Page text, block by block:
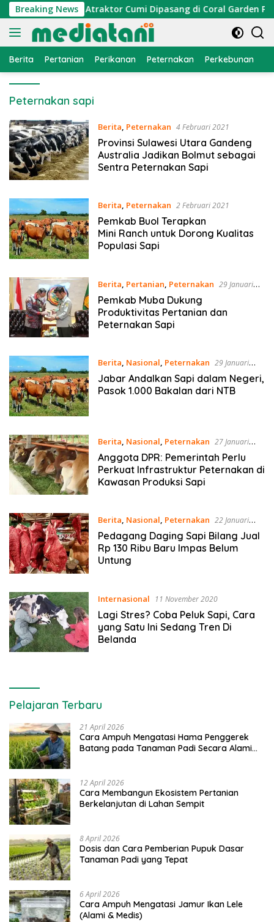
Langsung
ke
konten
Breaking News
Nelayan, Atraktor Cumi Dipasang di Coral Garden
Berita Pertanian Perikanan Peternakan Perkebunan
Peternakan sapi
Berita, Peternakan 4 Februari 2021
Provinsi Sulawesi Utara Gandeng
Australia Jadikan Bolmut sebagai
Sentra Peternakan Sapi
Berita, Peternakan 2 Februari 2021
Pemkab Buol Terapkan
Mini Ranch untuk Dorong Kualitas
Populasi Sapi
Berita, Pertanian, Peternakan 29 Januari
2021
Pemkab Muba Dukung
Produktivitas Pertanian dan
Peternakan Sapi
Berita, Nasional, Peternakan 29 Januari
2021
Jabar Andalkan Sapi dalam Negeri,
Pasok 1.000 Bakalan dari NTB
Berita, Nasional, Peternakan 27 Januari
2021
Anggota DPR: Pemerintah Perlu
Perkuat Infrastruktur Peternakan di
Kawasan Produksi Sapi
Berita, Nasional, Peternakan 22 Januari
2021
Pedagang Daging Sapi Bilang Jual
Rp 130 Ribu Baru Impas Belum
Untung
Internasional 11 November 2020
Lagi Stres? Coba Peluk Sapi, Cara
yang Satu Ini Sedang Tren Di
Belanda
Pelajaran Terbaru
21 April 2026
Cara Ampuh Mengatasi Hama Penggerek
Batang pada Tanaman Padi Secara Alami
12 April 2026
Cara Membangun Ekosistem Pertanian
Berkelanjutan di Lahan Sempit
8 April 2026
Dosis dan Cara Pemberian Pupuk Dasar
Tanaman Padi yang Tepat
6 April 2026
Cara Ampuh Mengatasi Jamur Ikan Lele
(Alami & Medis)